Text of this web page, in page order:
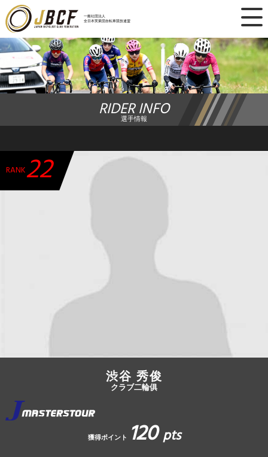
一般社団法人
全日本実業団自転車競技連盟
×
ニュース
レース日程
ランキング
チーム・選手
加盟・登録
エントリー
JBCF ROAD SERIESとは
RIDER INFO
選手情報
RANK22
渋谷 秀俊
クラブ二輪俱
獲得ポイント 120pts